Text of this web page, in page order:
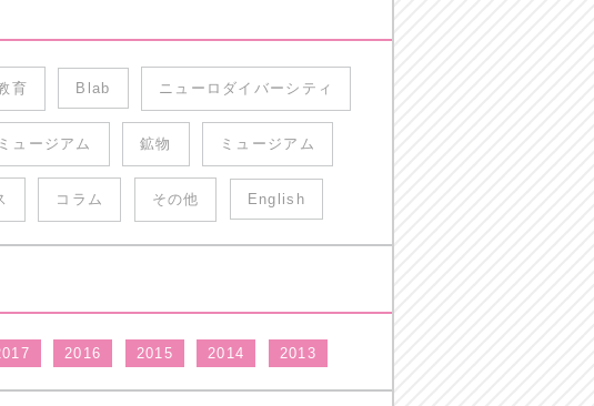
育 Blab ニューロダイバーシティ
ュージアム 鉱物 ミュージアム
コラム その他 English
2016 2015 2014 2013